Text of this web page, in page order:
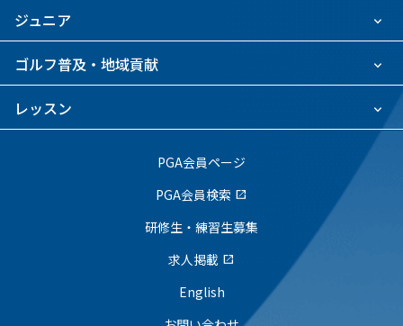
ジュニア
ゴルフ普及・地域貢献
レッスン
PGA会員ページ
PGA会員検索 open_in_new
研修生・練習生募集
求人掲載 open_in_new
English